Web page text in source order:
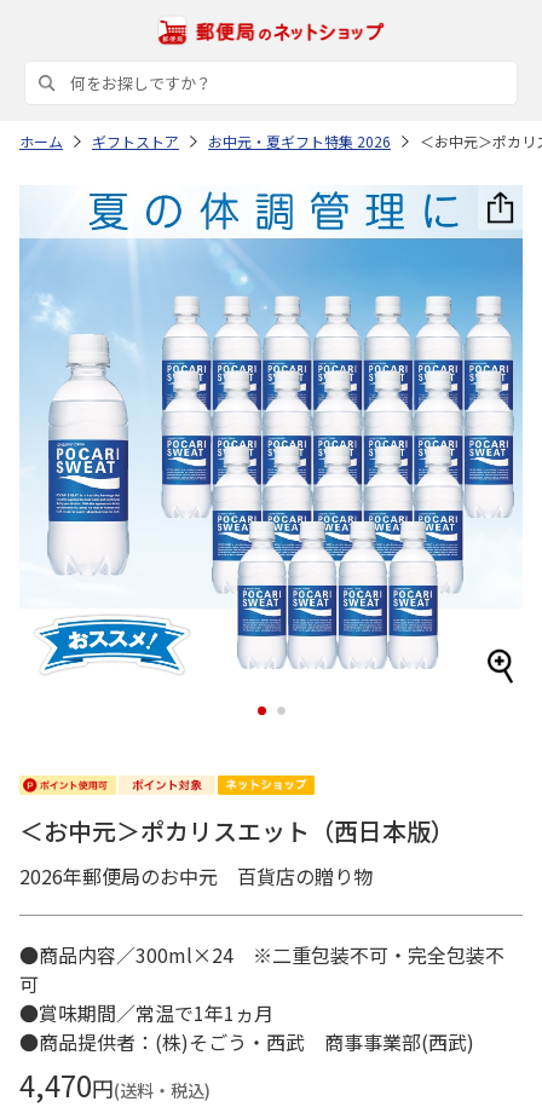
ホーム ギフトストア お中元・夏ギフト特集 2026 ＜お中元＞ポカ
1 2
＜お中元＞ポカリスエット（西日本版）
2026年郵便局のお中元 百貨店の贈り物
●商品内容／300ml×24 ※二重包装不可・完全包装不
可
●賞味期間／常温で1年1ヵ月
●商品提供者：(株)そごう・西武 商事事業部(西武)
4,470円(送料・税込)